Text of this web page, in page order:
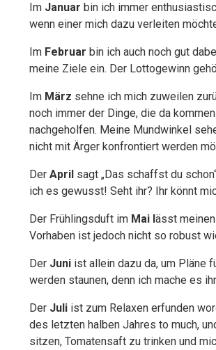
Im Januar bin ich immer
wenn einer mich dazu verleiten
Im Februar bin ich auch noch gut
meine Ziele ein. Der Lottogewinn
Im März sehne ich mich zuweilen
noch immer der Dinge, die da
nachgeholfen. Meine Mundwinkel
nicht mit Ärger konfrontiert werden
Der April sagt „Das schaffst du
ich es gewusst! Seht ihr? Ihr könnt
Der Frühlingsduft im Mai lässt
Vorhaben ist jedoch nicht so robust
Der Juni ist allein dazu da, um Pläne
werden staunen, denn ich mache es
Der Juli ist zum Relaxen erfunden
des letzten halben Jahres to much,
sitzen, Tomatensaft zu trinken und